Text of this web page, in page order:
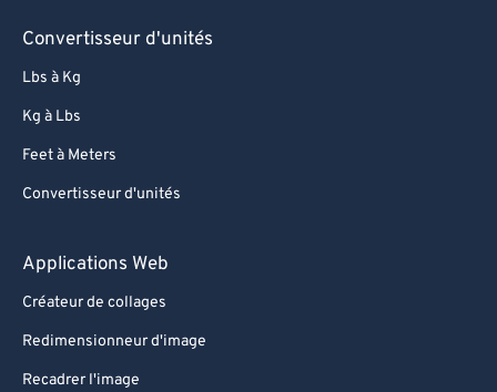
Convertisseur d'unités
Lbs à Kg
Kg à Lbs
Feet à Meters
Convertisseur d'unités
Applications Web
Créateur de collages
Redimensionneur d'image
Recadrer l'image